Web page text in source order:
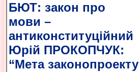
БЮТ: закон про
мови –
антиконституційний
Юрій ПРОКОПЧУК:
“Мета законопроекту